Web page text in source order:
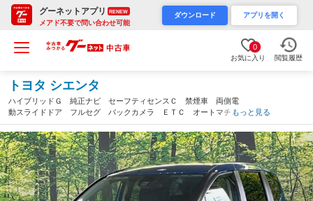
グーネットアプリ RENEW
メアド不要で問い合わせ可能
ダウンロード アプリを開く
0
お気に入り 閲覧履歴
トヨタ シエンタ
ハイブリッドＧ 純正ナビ セーフティセンスＣ 禁煙車 両側電
動スライドドア フルセグ バックカメラ ＥＴＣ オートマチッ
クハイビーム 革巻きステアリング スマートキー オートエアコ
ン ＡＣ１００Ｖ電源（岡山県）
もっと見る